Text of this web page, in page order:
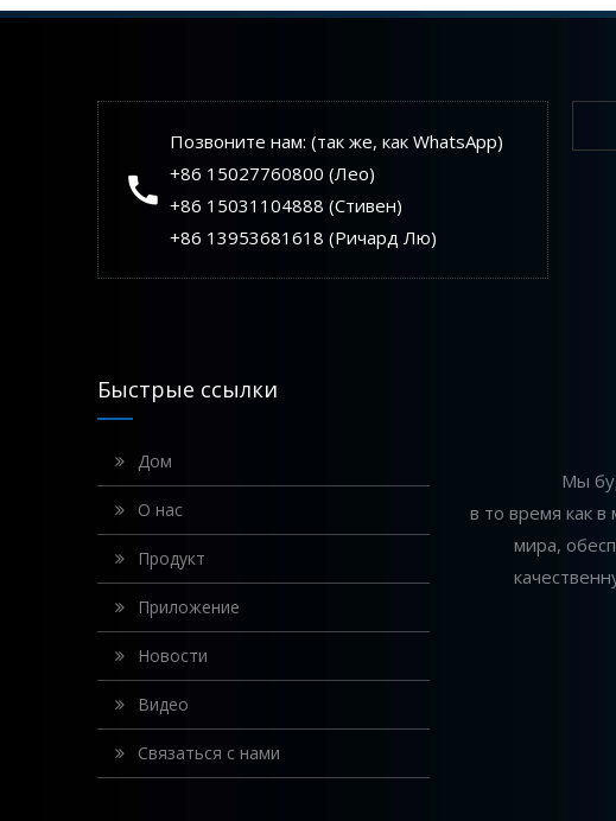
Позвоните нам: (так же, как WhatsApp)
+86 15027760800 (Лео)
+86 15031104888 (Стивен)
+86 13953681618 (Ричард Лю)
Быстрые ссылки
Дом
О нас
Продукт
Приложение
Новости
Видео
Связаться с нами
Мы
в то время как
мира,